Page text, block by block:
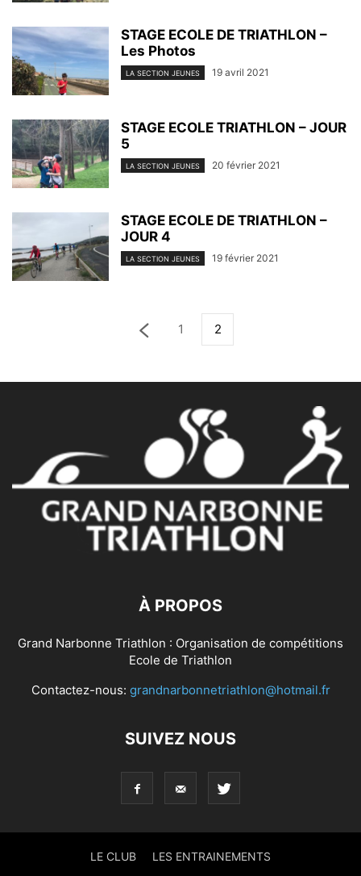
STAGE ECOLE DE TRIATHLON –
Les Photos
LA SECTION JEUNES 19 avril 2021
STAGE ECOLE TRIATHLON – JOUR
5
LA SECTION JEUNES 20 février 2021
STAGE ECOLE DE TRIATHLON –
JOUR 4
LA SECTION JEUNES 19 février 2021
1 2
À PROPOS
Grand Narbonne Triathlon : Organisation de compétitions
Ecole de Triathlon
Contactez-nous: grandnarbonnetriathlon@hotmail.fr
SUIVEZ NOUS
LE CLUB LES ENTRAINEMENTS